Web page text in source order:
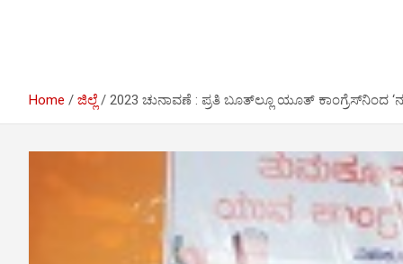
Home ಜಿಲ್ಲೆ 2023 ಚುನಾವಣೆ : ಪ್ರತಿ ಬೂತ್‍ಲ್ಲೂ ಯೂತ್ ಕಾಂಗ್ರೆಸ್‍ನಿಂದ